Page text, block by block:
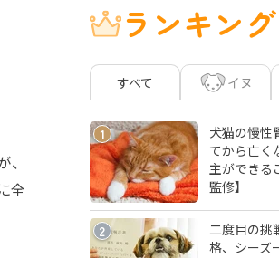
全
ランキング
すべて イヌ
1
犬猫の慢
てから亡く
主ができる
監修】
2
二度目の挑
格、シーズ